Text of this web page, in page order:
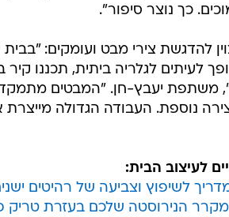
כך נוצר סיפור".
להדגשת צירי מבט ועומקים:
לעיתים לגלריה ביתית, תכננו קיר
משתפת יעבץ-חן. "המבטים
נוספת. העבודה הגדולה
לעיצוב הבית:
לשיפוץ וצביעה של רהיטים
הנירוסטה שלכם בעזרת טריק